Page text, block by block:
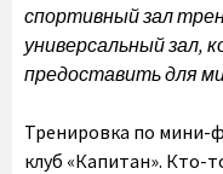
спортивный зал
универсальный зал,
предоставить для
Тренировка по мини-
клуб «Капитан». Кто-